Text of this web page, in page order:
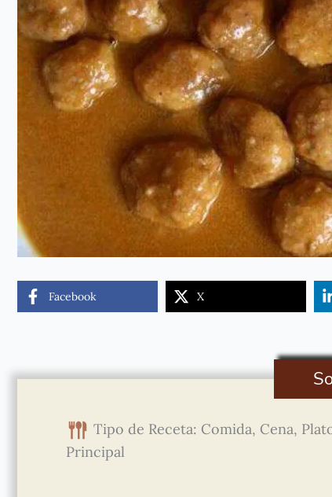
Facebook X
Tipo de Receta: Comida, Cena,
Principal